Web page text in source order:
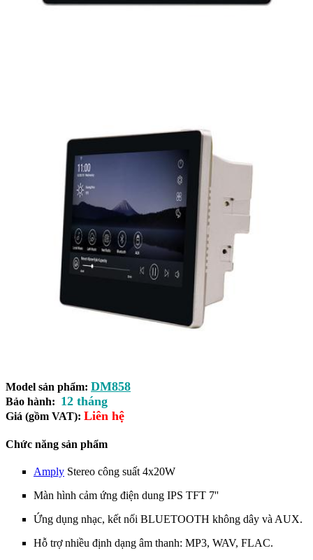
Model sản phẩm: DM858
Bảo hành: 12 tháng
Giá (gồm VAT): Liên hệ
Chức năng sản phẩm
Amply Stereo công suất 4x20W
Màn hình cảm ứng điện dung IPS TFT 7''
Ứng dụng nhạc, kết nối BLUETOOTH không dây và AUX.
Hỗ trợ nhiều định dạng âm thanh: MP3, WAV, FLAC.